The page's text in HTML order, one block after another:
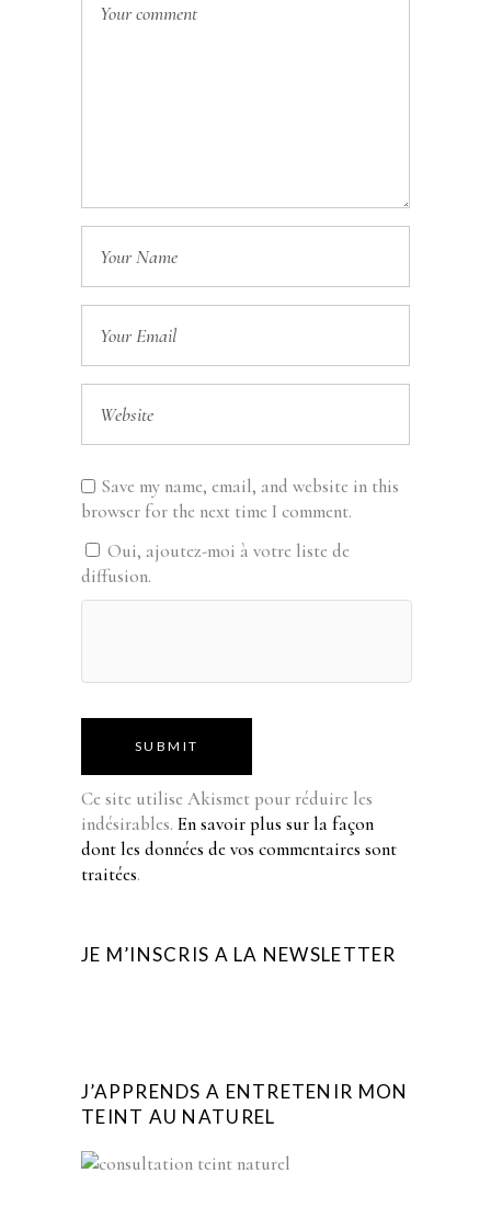
Save my name, email, and website in this
browser for the next time I comment.
Oui, ajoutez-moi à votre liste de
diffusion.
SUBMIT
Ce site utilise Akismet pour réduire les
indésirables. En savoir plus sur la façon
dont les données de vos commentaires sont
traitées.
JE M’INSCRIS A LA NEWSLETTER
J’APPRENDS A ENTRETENIR MON
TEINT AU NATUREL